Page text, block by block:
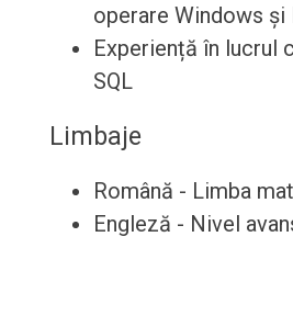
operare Windows și
Experiență în lucrul
SQL
Limbaje
Română - Limba
Engleză - Nivel